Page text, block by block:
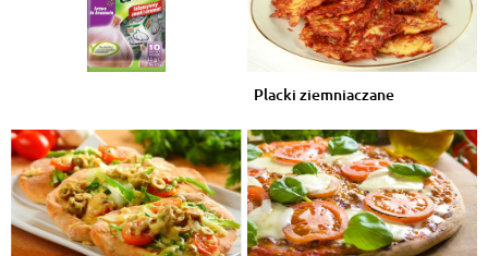
Placki ziemniaczane